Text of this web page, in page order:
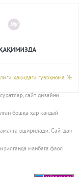
ҳақидаги гувоҳнома №
сайт дизайни
бошқа ҳар қандай
оширилади. Сайтдан
манбага фаол